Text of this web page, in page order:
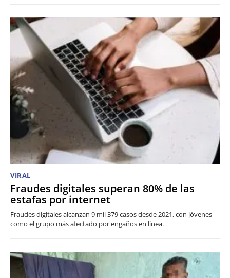
VIRAL
Fraudes digitales superan 80% de las
estafas por internet
Fraudes digitales alcanzan 9 mil 379 casos desde 2021, con jóvenes
como el grupo más afectado por engaños en línea.